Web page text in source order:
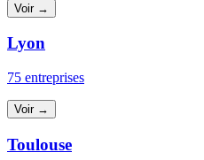
Voir →
Lyon
75 entreprises
Voir →
Toulouse